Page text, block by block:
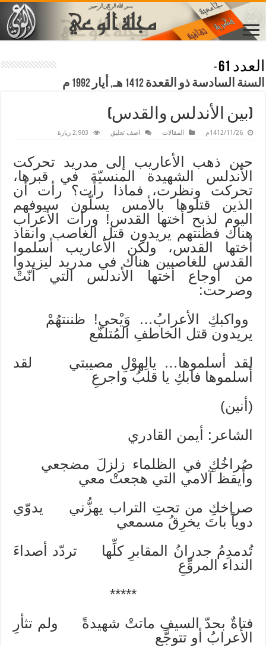
العدد 61
-
السنة السادسة ذو القعدة 1412 هـ, أيار 1992 م
(بين الأندلس والقدس)
1412/11/26م المقالات اضف تعليق 2,903 زيارة
حين ذهب الأعاريب إلى مدريد تحركت
الأندلس الشهيدة المنسيّة في قبرها،
تحركت ونظرت، فماذا رأت؟ رأت أن
الذين قتلوها بالأمس يسلّون سيوفهم
اليوم لذبح أختها القدس! ورأت الأعراب
هناك فظنتهم يريدون قتل الغاصب وانقاذ
أختها القدس، ولكن الأعاريب أسلموا
القدس للغاصبين هناك في مدريد ليزيدوا
من أوجاع أختها الأندلس التي أنّتْ
وصرحت:
وواكبكِ الأعرابُ… وَيْحي! ظننتهُمْ
يريدون قتل الخاطفِ المُتلفّع
لقد أسلموها… يالِهوْلِ مصيبتي لقد
أسلموها فابكِ يا قلبُ واجرعِ
(أنين)
الشاعر: أيمن القادري
صُراخُكِ في الظلماء زلزلَ مضجعي
وأيقظ آلامي التي هجعتْ معي
صراخكِ من تحتِ التراب يهزُّني يدوّي
دوياً باتَ يخرِقُ مسمعي
تُدمدِمُ جدرانُ المقابرِ كلِّها تردّد أصداءَ
النداء المروِّعِ
*****
فتاةٌ بحدّ السيفِ ماتتْ شهيدةً ولم تثأرِ
الأعرابُ أو تتوجَّع